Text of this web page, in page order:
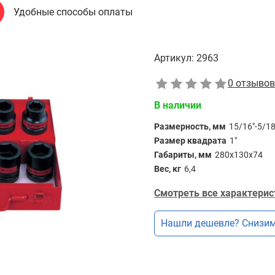
Удобные способы оплаты
Артикул: 2963
0 отзывов
В наличии
Размерность, мм 15/16"-5/
Размер квадрата 1"
Габариты, мм 280х130х74
Вес, кг 6,4
Смотреть все
Нашли дешевле?